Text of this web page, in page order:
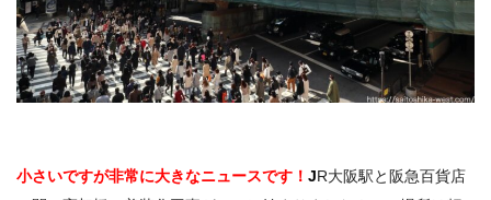
小さいですが非常に大きなニュースです！ JR大阪駅と阪急百貨店